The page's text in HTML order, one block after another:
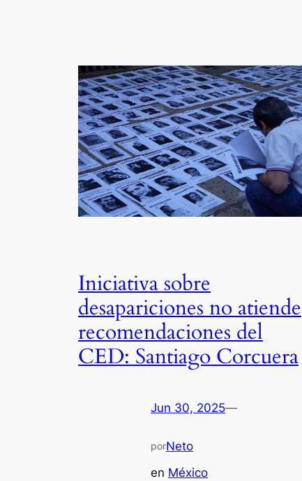
Iniciativa sobre
desapariciones no atiende
recomendaciones del
CED: Santiago Corcuera
Jun 30, 2025—
porNeto
en México